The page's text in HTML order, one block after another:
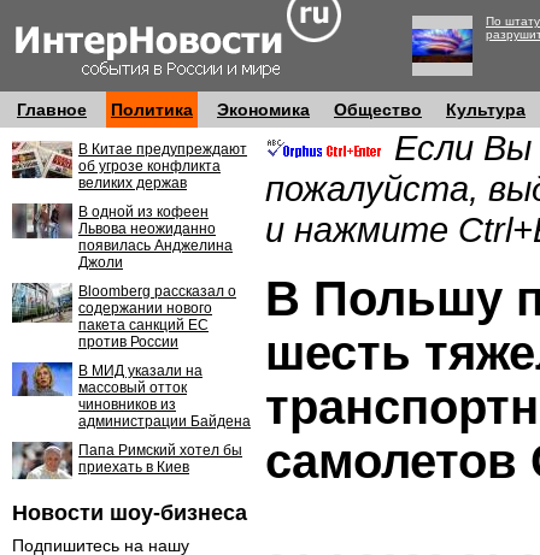
По
Главное Политика Экономика Общество Культура
В Китае предупреждают
об угрозе конфликта
великих держав
В одной из кофеен
Львова неожиданно
появилась Анджелина
Джоли
Bloomberg рассказал о
содержании нового
пакета санкций ЕС
против России
В МИД указали на
массовый отток
чиновников из
администрации Байдена
Папа Римский хотел бы
приехать в Киев
Новости шоу-бизнеса
Подпишитесь на нашу
Если Вы
пожалуйста,
и нажмите
В Польшу
шесть